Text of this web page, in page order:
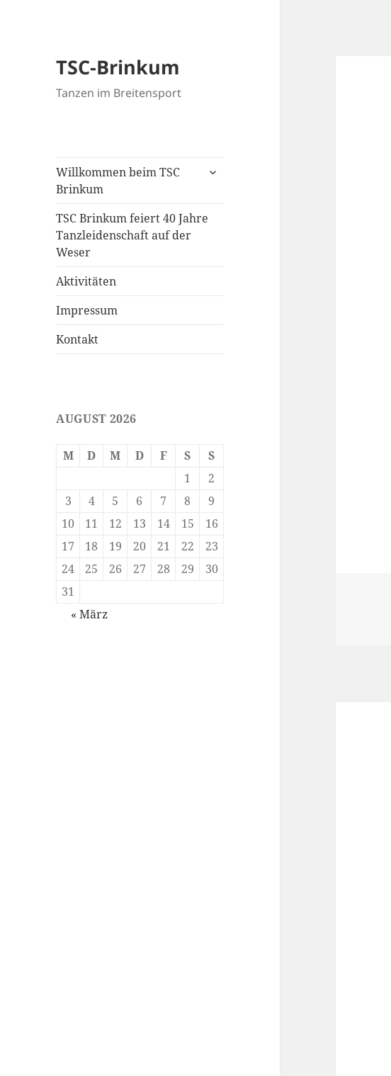
TSC-Brinkum
Tanzen im Breitensport
Willkommen beim TSC
Brinkum
untermenü
TSC Brinkum feiert 40 Jahre
Tanzleidenschaft auf der
Weser
Aktivitäten
Impressum
Kontakt
AUGUST 2026
M D M D F S
S
1
2
3
4 5 6 7 8
9
10
11 12 13 14 15
16
17
18 19 20 21 22
23
24
25 26 27 28 29
30
31
« März